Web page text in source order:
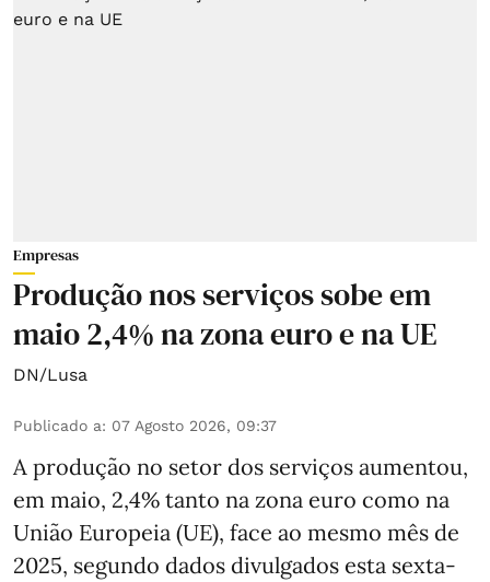
Empresas
Produção nos serviços sobe em
maio 2,4% na zona euro e na UE
DN/Lusa
Publicado a: 07 Agosto 2026, 09:37
A produção no setor dos serviços aumentou,
em maio, 2,4% tanto na zona euro como na
União Europeia (UE), face ao mesmo mês de
2025, segundo dados divulgados esta sexta-